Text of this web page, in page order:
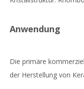
Anwendung
Die primäre
der Herstellung von